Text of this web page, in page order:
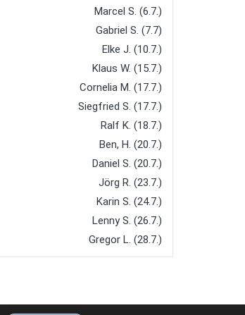
Marcel S. (6.7.)
Gabriel S. (7.7)
Elke J. (10.7.)
Klaus W. (15.7.)
Cornelia M. (17.7.)
Siegfried S. (17.7.)
Ralf K. (18.7.)
Ben, H. (20.7.)
Daniel S. (20.7.)
Jörg R. (23.7.)
Karin S. (24.7.)
Lenny S. (26.7.)
Gregor L. (28.7.)